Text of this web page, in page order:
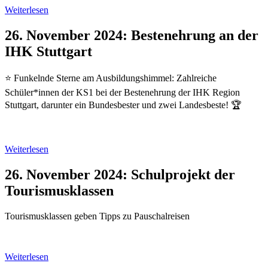
Weiterlesen
26. November 2024: Bestenehrung an der
IHK Stuttgart
⭐️ Funkelnde Sterne am Ausbildungshimmel: Zahlreiche
Schüler*innen der KS1 bei der Bestenehrung der IHK Region
Stuttgart, darunter ein Bundesbester und zwei Landesbeste! 🏆
Weiterlesen
26. November 2024: Schulprojekt der
Tourismusklassen
Tourismusklassen geben Tipps zu Pauschalreisen
Weiterlesen